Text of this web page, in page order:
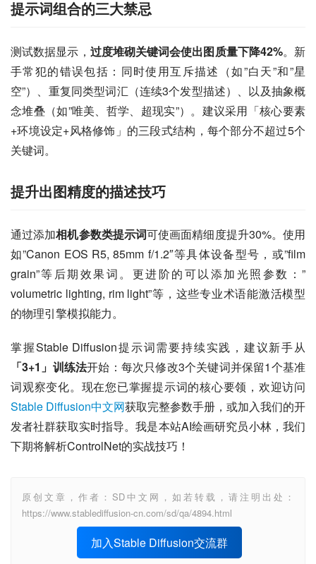
提示词组合的三大禁忌
测试数据显示， 过度堆砌关键词会使出图质量下降42%。新
手常犯的错误包括：同时使用互斥描述（如”白天”和”星
空”）、重复同类型词汇（连续3个发型描述）、以及抽象概
念堆叠（如”唯美、哲学、超现实”）。建议采用「核心要素
+环境设定+风格修饰」的三段式结构，每个部分不超过5个
关键词。
提升出图精度的描述技巧
通过添加相机参数类提示词可使画面精细度提升30%。使用
如”Canon EOS R5, 85mm f/1.2″等具体设备型号，或”film
grain”等后期效果词。更进阶的可以添加光照参数：”
volumetric lighting, rim light”等，这些专业术语能激活模型
的物理引擎模拟能力。
掌握Stable Diffusion提示词需要持续实践，建议新手从
「3+1」训练法开始：每次只修改3个关键词并保留1个基准
词观察变化。现在您已掌握提示词的核心要领，欢迎访问
Stable Diffusion中文网获取完整参数手册，或加入我们的开
发者社群获取实时指导。我是本站AI绘画研究员小林，我们
下期将解析ControlNet的实战技巧！
原创文章，作者：SD中文网，如若转载，请注明出处：
https://www.stablediffusion-cn.com/sd/qa/4894.html
加入Stable Diffusion交流群